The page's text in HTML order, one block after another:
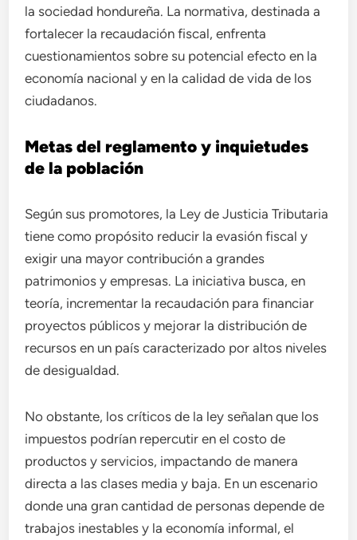
la sociedad hondureña. La normativa, destinada a
fortalecer la recaudación fiscal, enfrenta
cuestionamientos sobre su potencial efecto en la
economía nacional y en la calidad de vida de los
ciudadanos.
Metas del reglamento y inquietudes
de la población
Según sus promotores, la Ley de Justicia Tributaria
tiene como propósito reducir la evasión fiscal y
exigir una mayor contribución a grandes
patrimonios y empresas. La iniciativa busca, en
teoría, incrementar la recaudación para financiar
proyectos públicos y mejorar la distribución de
recursos en un país caracterizado por altos niveles
de desigualdad.
No obstante, los críticos de la ley señalan que los
impuestos podrían repercutir en el costo de
productos y servicios, impactando de manera
directa a las clases media y baja. En un escenario
donde una gran cantidad de personas depende de
trabajos inestables y la economía informal, el